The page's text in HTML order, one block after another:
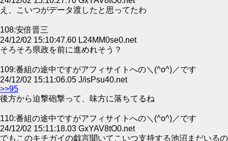
え、こいつがデータ渡したと思ってたわ
108:安倍晋三
24/12/02 15:10:47.60 L24MM0se0.net
そろそろ県政を前に進めれそう？
109:番組の途中ですがアフィサイトへの＼(^o^)／です
24/12/02 15:11:06.05 J/isPsu40.net
>>95
後方から迫撃砲撃って、味方に落ちてるね
110:番組の途中ですがアフィサイトへの＼(^o^)／です
24/12/02 15:11:18.03 GxYAV8tO0.net
でもこのキチガイの戯言聞いてこいつ支持する池沼まだいるの